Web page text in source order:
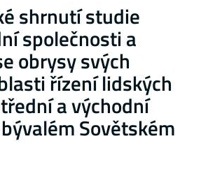
shrnutí studie
společnosti a
obrysy svých
řízení lidských
a východní
Sovětském